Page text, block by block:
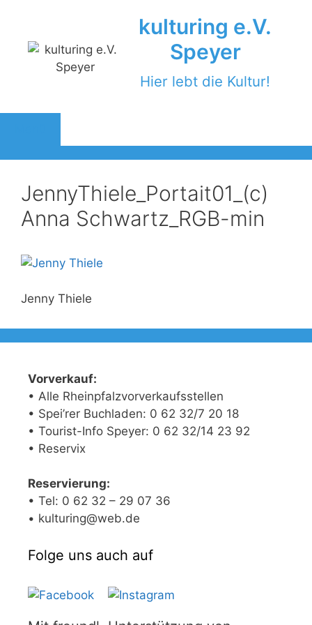
springen
kulturing e.V.
Speyer
Hier lebt die Kultur!
JennyThiele_Portait01_(c)
Anna Schwartz_RGB-min
Jenny Thiele
Vorverkauf:
• Alle Rheinpfalzvorverkaufsstellen
• Spei’rer Buchladen: 0 62 32/7 20 18
• Tourist-Info Speyer: 0 62 32/14 23 92
• Reservix
Reservierung:
• Tel: 0 62 32 – 29 07 36
• kulturing@web.de
Folge uns auch auf